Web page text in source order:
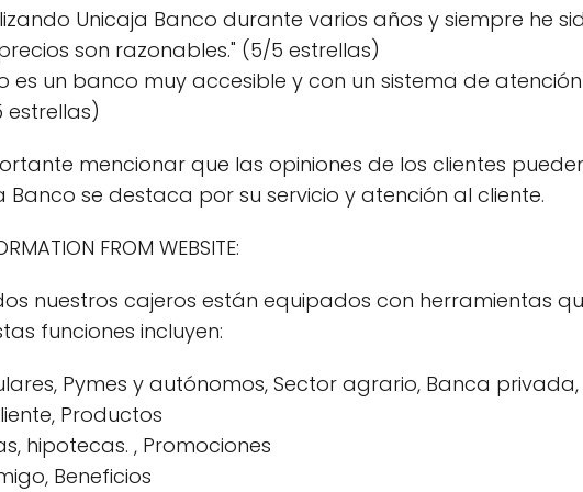
Unicaja Banco durante varios años y siempre he
son razonables." (5/5 estrellas)
es un banco muy accesible y con un sistema de
estrellas)
mencionar que las opiniones de los clientes
Banco se destaca por su servicio y atención al cliente.
FROM WEBSITE:
nuestros cajeros están equipados con herramientas
funciones incluyen:
Pymes y autónomos, Sector agrario, Banca
Productos
hipotecas. , Promociones
Beneficios